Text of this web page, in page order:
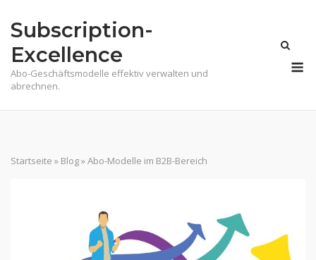
Subscription-
Excellence
Abo-Geschäftsmodelle effektiv verwalten und
abrechnen.
Startseite » Blog»Abo-Modelle im B2B-Bereich